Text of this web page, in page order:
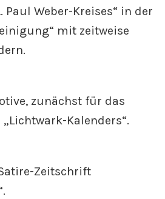
Paul Weber-Kreises“ in der
mit zeitweise
zunächst für das
Kalenders“.
Zeitschrift